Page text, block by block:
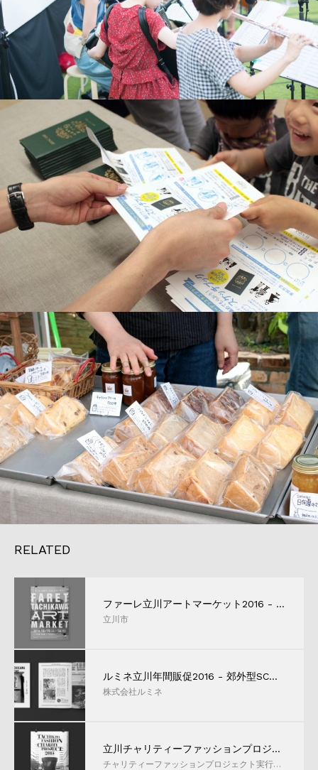
RELATED
ファーレ立川アートマーケット2016 - パブリックアートによる立川市シティプロモーション実行支援
立川市
ルミネ立川年間販促2016 - 郊外型SCにおける効率的な販促手法確立に向けたプラットフォーム構築
株式会社ルミネ
立川チャリティーファッションプロジェクト2015
チャリティーファッションプロジェクト実行委員会